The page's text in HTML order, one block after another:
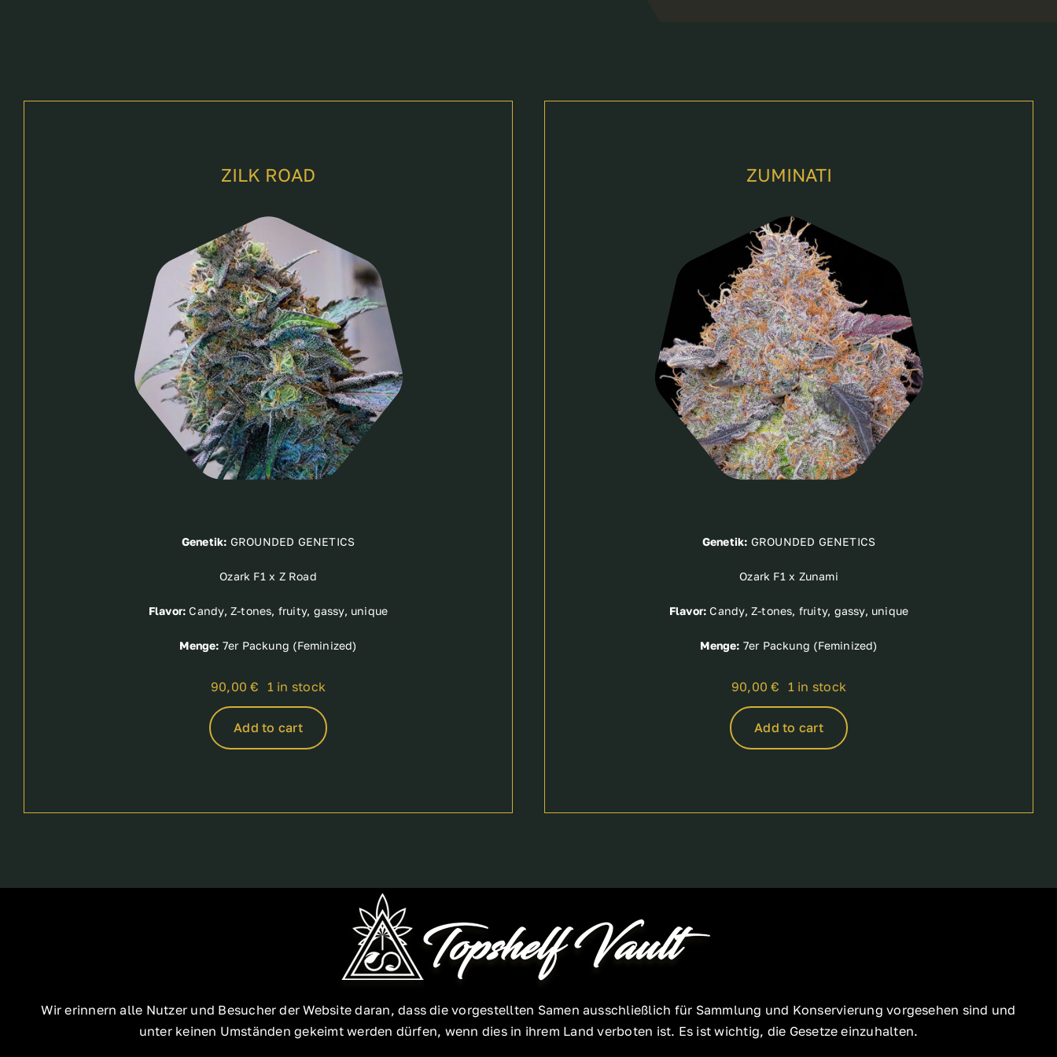
ZILK ROAD
Genetik: GROUNDED GENETICS
Ozark F1 x Z Road
Flavor: Candy, Z-tones, fruity, gassy, unique
Menge: 7er Packung (Feminized)
90,00€ 1 in stock
Add to cart
ZUMINATI
Genetik: GROUNDED GENETICS
Ozark F1 x Zunami
Flavor: Candy, Z-tones, fruity, gassy, unique
Menge: 7er Packung (Feminized)
90,00€ 1 in stock
Add to cart
Wir erinnern alle Nutzer und Besucher der Website daran, dass die vorgestellten Samen ausschließlich für Sammlung und Konservierung vorgesehen sind und
unter keinen Umständen gekeimt werden dürfen, wenn dies in ihrem Land verboten ist. Es ist wichtig, die Gesetze einzuhalten.